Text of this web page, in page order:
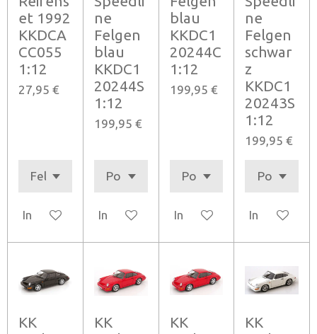
et 1992
KKDCA
CC055
1:12
27,95 €
In den Warenkorb
ne
Felgen
blau
KKDC1
20244S
1:12
199,95 €
In den Warenkorb
blau
KKDC1
20244C
1:12
199,95 €
In den Warenkorb
ne
Felgen
schwar
z
KKDC1
20243S
1:12
199,95 €
In den
KK
KK
KK
KK